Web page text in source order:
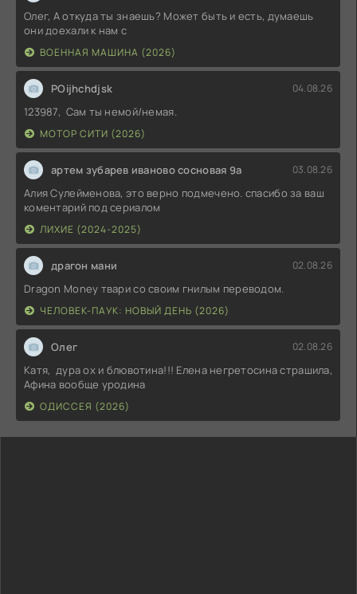
Олег, А откуда ты знаешь? Может быть и есть, думаешь
они доехали к нам с
ВОЕННАЯ МАШИНА (2026)
POijhchdjsk 04.08.26
123987, Сам ты немой/немая.
МОТОР СИТИ (2026)
артем зубарев иваново сосновая 9а 03.08.26
Алия Сулейменова, это верно подмечено. спасибо за ваш
коментарий под сериалом
ЛИХИЕ (2024-2025)
драгон мани 02.08.26
Dragon Money твари со своим гнилым переводом.
ЧЕЛОВЕК-ПАУК: НОВЫЙ ДЕНЬ (2026)
Олег 02.08.26
Катя, дура ох и блювотина!!! Елена негретосина страшила,
Афина вообще уродина
ОДИССЕЯ (2026)